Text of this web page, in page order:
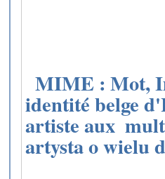
MIME : Mot,
identité belge
artiste aux
artysta o wielu